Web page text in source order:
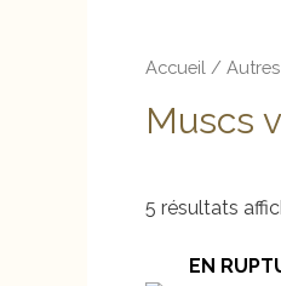
Accueil / Autres
Muscs
5 résultats
EN